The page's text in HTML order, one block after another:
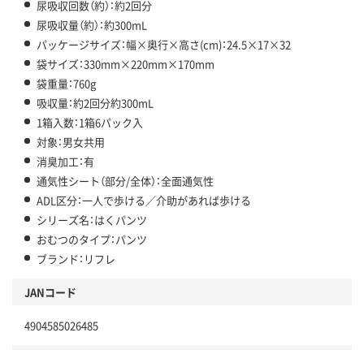
尿吸収回数（約）：約2回分
尿吸収量（約）：約300mL
パッケージサイズ：幅×奥行×高さ(cm)：24.5×17×32
袋サイズ：330mm×220mm×170mm
袋重量：760g
吸収量：約2回分約300mL
1箱入数：1箱6パック入
対象：男女共用
消臭加工：有
通気性シート（部分/全体）：全面通気性
ADL区分：一人で歩ける／介助があれば歩ける
シリーズ名：はくパンツ
おむつのタイプ：パンツ
ブランド：リフレ
JANコード
4904585026485